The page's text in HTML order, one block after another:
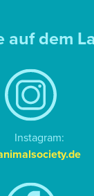
auf dem
Instagram: